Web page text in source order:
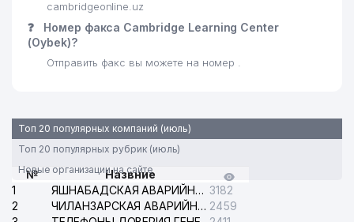
27 SADA ООО
28
ПОСОЛЬСТВО РЕСПУБЛИКИ
ЮЖНАЯ КОРЕЯ
30 OCEAN-SEEFOOD ООО
31
MITSUI & CO., LTD.
ПРЕДСТАВИТЕЛЬСТВО
GLOBAL-GAS ООО
cambridgeonline.uz
❓
Номер факса Cambridge Learning Center
(Oybek)?
Отправить факс вы можете на номер .
Топ 20 популярных компаний (июль)
Топ 20 популярных рубрик (июль)
Новые организации на сайте
№
Назвние
1
ЯШНАБАДСКАЯ АВАРИЙНАЯ СЛУЖБА ЭЛЕКТРОСЕТИ 3182
2
ЧИЛАНЗАРСКАЯ АВАРИЙНАЯ СЛУЖБА ЭЛЕКТРОСЕТИ 2459